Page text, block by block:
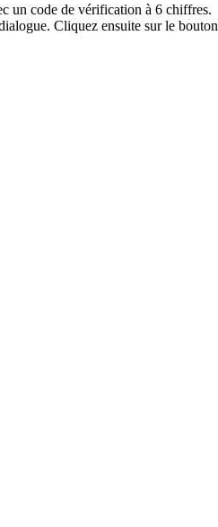
un code de vérification à 6 chiffres.
Cliquez ensuite sur le bouton